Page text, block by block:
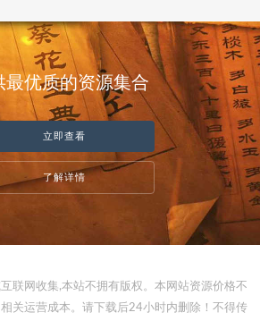
最优质的资源集合
立即查看
了解详情
联网收集,本站不拥有版权。本网站资源价格不
关运营成本。请下载后24小时内删除！不得传